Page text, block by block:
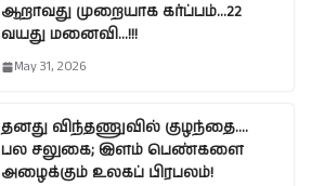
ஆறாவது முறையாக கர்ப்பம்…22
வயது மனைவி…!!!
May 31, 2026
தனது விந்தணுவில் குழந்தை….
பல சலுகை; இளம் பெண்களை
அழைக்கும் உலகப் பிரபலம்!